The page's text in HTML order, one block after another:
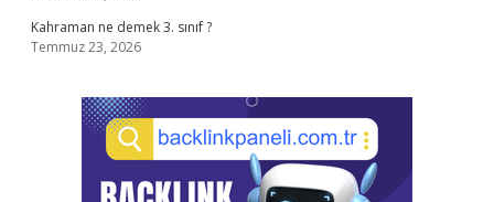
Kahraman ne demek 3. sınıf ?
Temmuz 23, 2026